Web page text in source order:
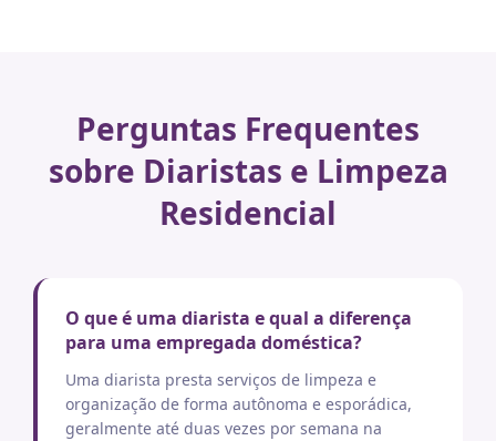
Perguntas Frequentes
sobre Diaristas e Limpeza
Residencial
O que é uma diarista e qual a diferença
para uma empregada doméstica?
Uma diarista presta serviços de limpeza e
organização de forma autônoma e esporádica,
geralmente até duas vezes por semana na